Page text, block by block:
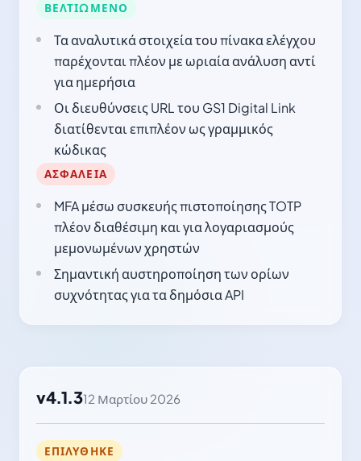
ΒΕΛΤΙΩΜΈΝΟ
Τα αναλυτικά στοιχεία του πίνακα ελέγχου
παρέχονται πλέον με ωριαία ανάλυση αντί
για ημερήσια
Οι διευθύνσεις URL του GS1 Digital Link
διατίθενται επιπλέον ως γραμμικός
κώδικας
ΑΣΦΆΛΕΙΑ
MFA μέσω συσκευής πιστοποίησης TOTP
πλέον διαθέσιμη και για λογαριασμούς
μεμονωμένων χρηστών
Σημαντική αυστηροποίηση των ορίων
συχνότητας για τα δημόσια API
v4.1.312 Μαρτίου 2026
ΕΠΙΛΎΘΗΚΕ